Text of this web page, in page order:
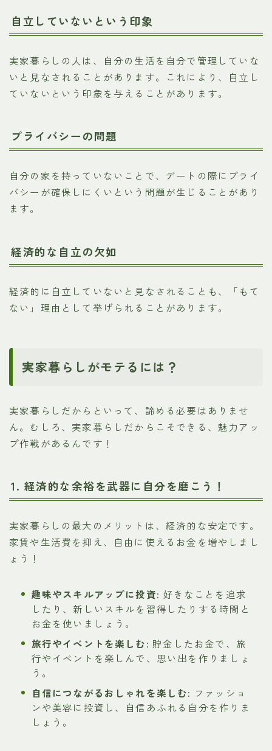
自立していないという印象
実家暮らしの人は、自分の生活を自分で管理していな
いと見なされることがあります。これにより、自立し
ていないという印象を与えることがあります。
プライバシーの問題
自分の家を持っていないことで、デートの際にプライ
バシーが確保しにくいという問題が生じることがあり
ます。
経済的な自立の欠如
経済的に自立していないと見なされることも、「もて
ない」理由として挙げられることがあります。
実家暮らしがモテるには？
実家暮らしだからといって、諦める必要はありませ
ん。むしろ、実家暮らしだからこそできる、魅力アッ
プ作戦があるんです！
1. 経済的な余裕を武器に自分を磨こう！
実家暮らしの最大のメリットは、経済的な安定です。
家賃や生活費を抑え、自由に使えるお金を増やしまし
ょう！
趣味やスキルアップに投資: 好きなことを追求
したり、新しいスキルを習得したりする時間と
お金を使いましょう。
旅行やイベントを楽しむ: 貯金したお金で、旅
行やイベントを楽しんで、思い出を作りましょ
う。
自信につながるおしゃれを楽しむ: ファッショ
ンや美容に投資し、自信あふれる自分を作りま
しょう。